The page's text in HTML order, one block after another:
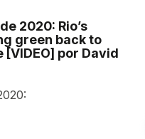
2020: Rio’s
green back to
por David